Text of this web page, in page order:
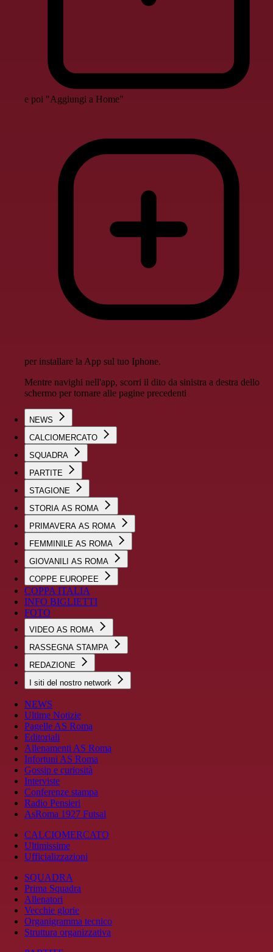
e poi "Aggiungi a Home"
per installare la App sul tuo Iphone.
Mentre navighi nell'app, scorri il dito da sinistra a destra dello
schermo per tornare alle pagine precedenti
NEWS
CALCIOMERCATO
SQUADRA
PARTITE
STAGIONE
STORIA AS ROMA
PRIMAVERA AS ROMA
FEMMINILE AS ROMA
GIOVANILI AS ROMA
COPPE EUROPEE
COPPA ITALIA
INFO BIGLIETTI
FOTO
VIDEO AS ROMA
RASSEGNA STAMPA
REDAZIONE
I siti del nostro network
NEWS
Ultime Notizie
Pagelle AS Roma
Editoriali
Allenamenti AS Roma
Infortuni AS Roma
Gossip e curiosità
Interviste
Conferenze stampa
Radio Pensieri
AsRoma 1927 Futsal
CALCIOMERCATO
Ultimissime
Ufficializzazioni
SQUADRA
Prima Squadra
Allenatori
Vecchie glorie
Organigramma tecnico
Struttura organizzativa